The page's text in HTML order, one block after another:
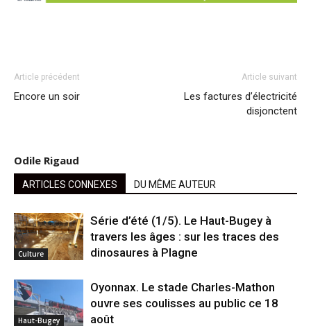
Article précédent
Encore un soir
Article suivant
Les factures d’électricité
disjonctent
Odile Rigaud
ARTICLES CONNEXES DU MÊME AUTEUR
Culture
Série d’été (1/5). Le Haut-Bugey à
travers les âges : sur les traces des
dinosaures à Plagne
Haut-Bugey
Oyonnax. Le stade Charles-Mathon
ouvre ses coulisses au public ce 18
août